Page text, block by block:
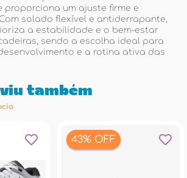
proporciona um ajuste firme e
solado flexível e antiderrapante,
a estabilidade e o bem-estar
sendo a escolha ideal para
e a rotina ativa das
também
43% OFF